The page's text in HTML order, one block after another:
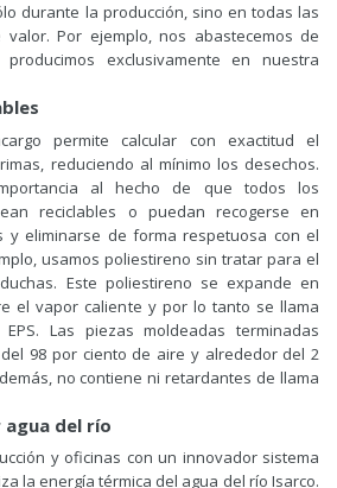
durante la producción, sino en todas las
Por ejemplo, nos abastecemos de
exclusivamente en nuestra
permite calcular con exactitud el
reduciendo al mínimo los desechos.
al hecho de que todos los
reciclables o puedan recogerse en
y eliminarse de forma respetuosa con el
usamos poliestireno sin tratar para el
Este poliestireno se expande en
el vapor caliente y por lo tanto se llama
Las piezas moldeadas terminadas
98 por ciento de aire y alrededor del 2
no contiene ni retardantes de llama
del río
y oficinas con un innovador sistema
la energía térmica del agua del río Isarco.